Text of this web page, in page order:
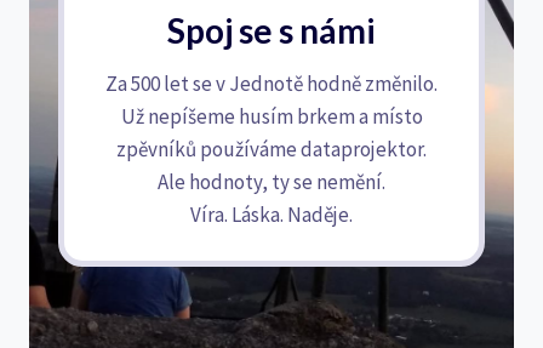
Spoj se s námi
Za 500 let se v Jednotě hodně změnilo.
Už nepíšeme husím brkem a místo
zpěvníků používáme dataprojektor.
Ale hodnoty, ty se nemění.
Víra. Láska. Naděje.